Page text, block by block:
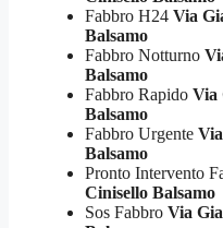
Fabbro H24 Via
Balsamo
Fabbro Notturno
Balsamo
Fabbro Rapido Via
Balsamo
Fabbro Urgente
Balsamo
Pronto Intervento
Cinisello Balsamo
Sos Fabbro Via